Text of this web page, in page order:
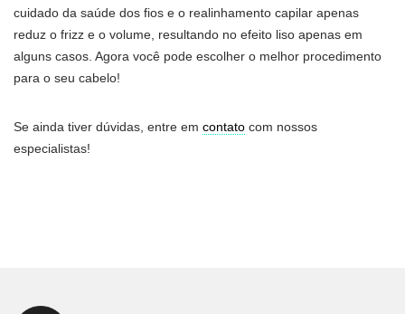
cuidado da saúde dos fios e o realinhamento capilar apenas
reduz o frizz e o volume, resultando no efeito liso apenas em
alguns casos. Agora você pode escolher o melhor procedimento
para o seu cabelo!
Se ainda tiver dúvidas, entre em contato com nossos
especialistas!